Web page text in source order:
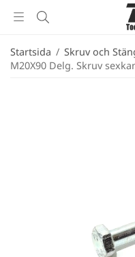
Startsida / Skruv och
M20X90 Delg. Skruv